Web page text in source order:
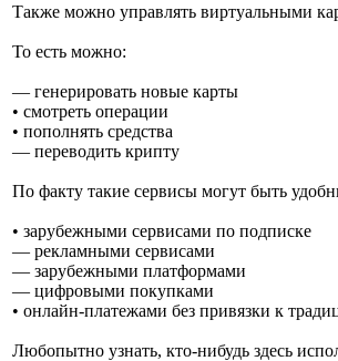
Также можно управлять виртуальными
То есть можно:
— генерировать новые карты
• смотреть операции
• пополнять средства
— переводить крипту
По факту такие сервисы могут быть
• зарубежными сервисами по подписке
— рекламными сервисами
— зарубежными платформами
— цифровыми покупками
• онлайн-платежами без привязки к
Любопытно узнать, кто-нибудь здесь